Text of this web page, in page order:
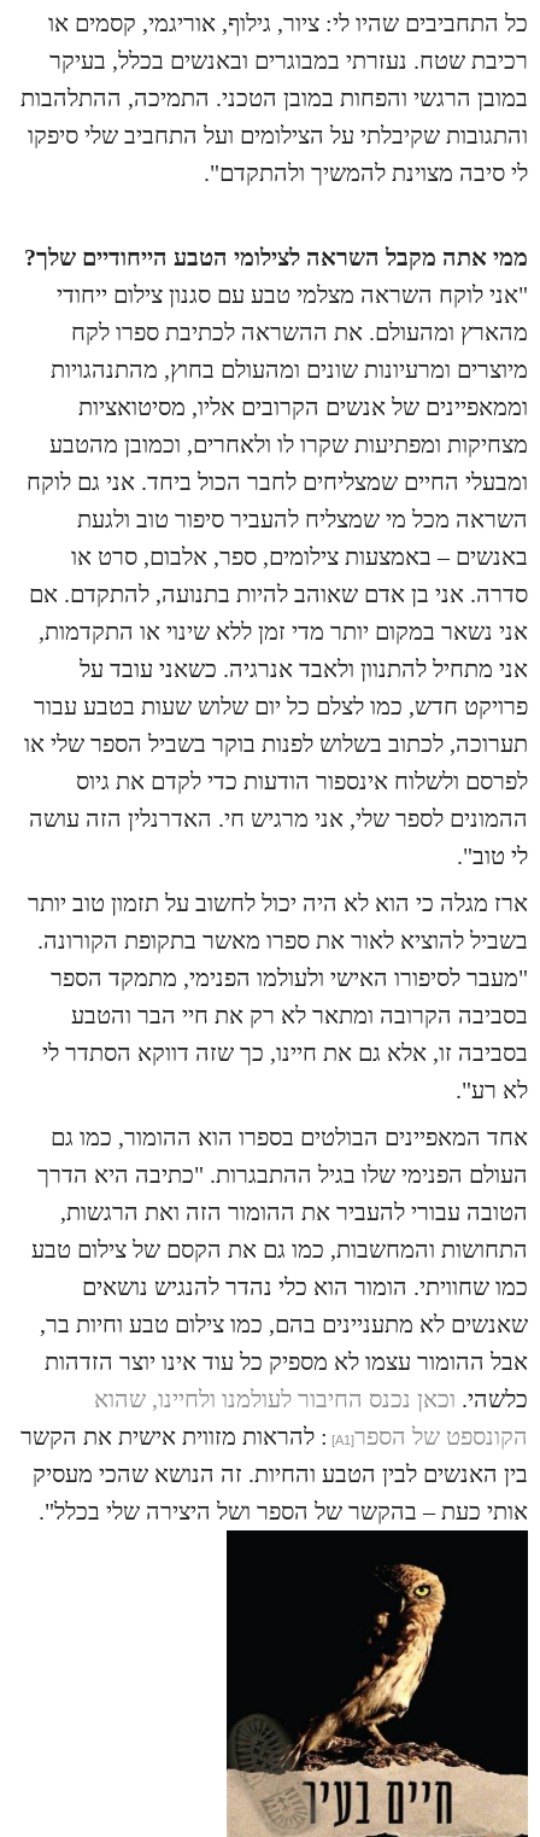
כל התחביבים שהיו לי: ציור, גילוף, אוריגמי, קסמים או
רכיבת שטח. נעזרתי במבוגרים ובאנשים בכלל, בעיקר
במובן הרגשי והפחות במובן הטכני. התמיכה, ההתלהבות
והתגובות שקיבלתי על הצילומים ועל התחביב שלי סיפקו
לי סיבה מצוינת להמשיך ולהתקדם".
ממי אתה מקבל השראה לצילומי הטבע הייחודיים שלך?
"אני לוקח השראה מצלמי טבע עם סגנון צילום ייחודי
מהארץ ומהעולם. את ההשראה לכתיבת ספרו לקח
מיוצרים ומרעיונות שונים ומהעולם בחוץ, מהתנהגויות
וממאפיינים של אנשים הקרובים אליו, מסיטואציות
מצחיקות ומפתיעות שקרו לו ולאחרים, וכמובן מהטבע
ומבעלי החיים שמצליחים לחבר הכול ביחד. אני גם לוקח
השראה מכל מי שמצליח להעביר סיפור טוב ולגעת
באנשים – באמצעות צילומים, ספר, אלבום, סרט או
סדרה. אני בן אדם שאוהב להיות בתנועה, להתקדם. אם
אני נשאר במקום יותר מדי זמן ללא שינוי או התקדמות,
אני מתחיל להתנוון ולאבד אנרגיה. כשאני עובד על
פרויקט חדש, כמו לצלם כל יום שלוש שעות בטבע עבור
תערוכה, לכתוב בשלוש לפנות בוקר בשביל הספר שלי או
לפרסם ולשלוח אינספור הודעות כדי לקדם את גיוס
ההמונים לספר שלי, אני מרגיש חי. האדרנלין הזה עושה
לי טוב".
ארז מגלה כי הוא לא היה יכול לחשוב על תזמון טוב יותר
בשביל להוציא לאור את ספרו מאשר בתקופת הקורונה.
"מעבר לסיפורו האישי ולעולמו הפנימי, מתמקד הספר
בסביבה הקרובה ומתאר לא רק את חיי הבר והטבע
בסביבה זו, אלא גם את חיינו, כך שזה דווקא הסתדר לי
לא רע".
אחד המאפיינים הבולטים בספרו הוא ההומור, כמו גם
העולם הפנימי שלו בגיל ההתבגרות. "כתיבה היא הדרך
הטובה עבורי להעביר את ההומור הזה ואת הרגשות,
התחושות והמחשבות, כמו גם את הקסם של צילום טבע
כמו שחוויתי. הומור הוא כלי נהדר להנגיש נושאים
שאנשים לא מתעניינים בהם, כמו צילום טבע וחיות בר,
אבל ההומור עצמו לא מספיק כל עוד אינו יוצר הזדהות
כלשהי. וכאן נכנס החיבור לעולמנו ולחיינו, שהוא
הקונספט של הספר[A1]
: להראות מזווית אישית את הקשר
בין האנשים לבין הטבע והחיות. זה הנושא שהכי מעסיק
אותי כעת – בהקשר של הספר ושל היצירה שלי בכלל".